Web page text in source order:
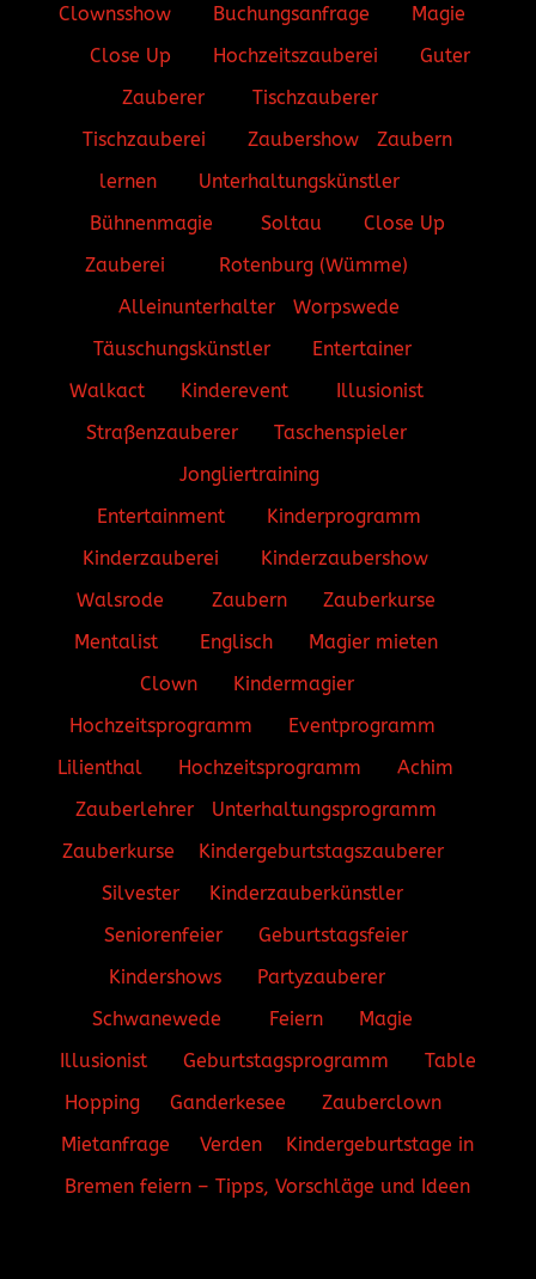
Clownsshow
Buchungsanfrage
Magie
Close Up
Hochzeitszauberei
Guter
Zauberer
Tischzauberer
Tischzauberei
Zaubershow
Zaubern
lernen
Unterhaltungskünstler
Bühnenmagie
Soltau
Close Up
Zauberei
Rotenburg (Wümme)
Alleinunterhalter
Worpswede
Täuschungskünstler
Entertainer
Walkact
Kinderevent
Illusionist
Straßenzauberer
Taschenspieler
Jongliertraining
Entertainment
Kinderprogramm
Kinderzauberei
Kinderzaubershow
Walsrode
Zaubern
Zauberkurse
Mentalist
Englisch
Magier mieten
Clown
Kindermagier
Hochzeitsprogramm
Eventprogramm
Lilienthal
Hochzeitsprogramm
Achim
Zauberlehrer
Unterhaltungsprogramm
Zauberkurse
Kindergeburtstagszauberer
Silvester
Kinderzauberkünstler
Seniorenfeier
Geburtstagsfeier
Kindershows
Partyzauberer
Schwanewede
Feiern
Magie
Illusionist
Geburtstagsprogramm
Table
Hopping
Ganderkesee
Zauberclown
Mietanfrage
Verden
Kindergeburtstage in
Bremen feiern – Tipps, Vorschläge und Ideen